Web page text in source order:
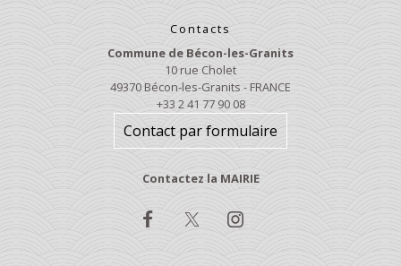
Contacts
Commune de Bécon-les-Granits
10 rue Cholet
49370 Bécon-les-Granits - FRANCE
+33 2 41 77 90 08
Contact par formulaire
Contactez la MAIRIE